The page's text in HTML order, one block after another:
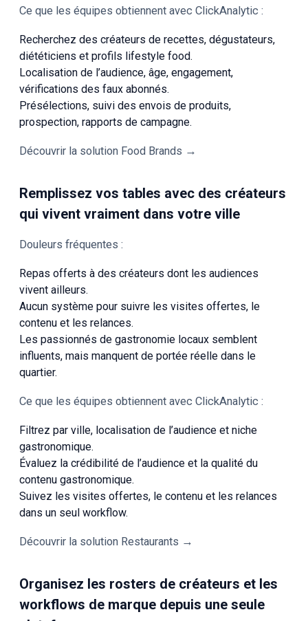
Ce que les équipes obtiennent avec ClickAnalytic :
Recherchez des créateurs de recettes, dégustateurs,
diététiciens et profils lifestyle food.
Localisation de l’audience, âge, engagement,
vérifications des faux abonnés.
Présélections, suivi des envois de produits,
prospection, rapports de campagne.
Découvrir la solution Food Brands →
Remplissez vos tables avec des créateurs
qui vivent vraiment dans votre ville
Douleurs fréquentes :
Repas offerts à des créateurs dont les audiences
vivent ailleurs.
Aucun système pour suivre les visites offertes, le
contenu et les relances.
Les passionnés de gastronomie locaux semblent
influents, mais manquent de portée réelle dans le
quartier.
Ce que les équipes obtiennent avec ClickAnalytic :
Filtrez par ville, localisation de l’audience et niche
gastronomique.
Évaluez la crédibilité de l’audience et la qualité du
contenu gastronomique.
Suivez les visites offertes, le contenu et les relances
dans un seul workflow.
Découvrir la solution Restaurants →
Organisez les rosters de créateurs et les
workflows de marque depuis une seule